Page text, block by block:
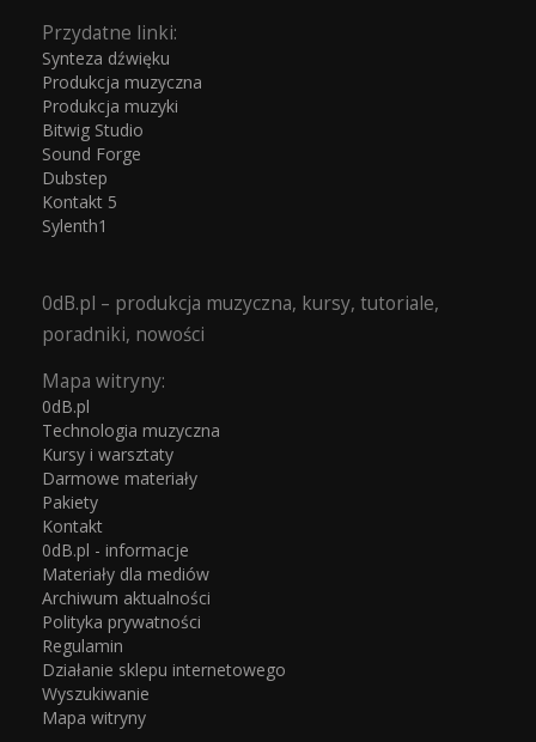
Przydatne linki:
Synteza dźwięku
Produkcja muzyczna
Produkcja muzyki
Bitwig Studio
Sound Forge
Dubstep
Kontakt 5
Sylenth1
0dB.pl – produkcja muzyczna, kursy, tutoriale,
poradniki, nowości
Mapa witryny:
0dB.pl
Technologia muzyczna
Kursy i warsztaty
Darmowe materiały
Pakiety
Kontakt
0dB.pl - informacje
Materiały dla mediów
Archiwum aktualności
Polityka prywatności
Regulamin
Działanie sklepu internetowego
Wyszukiwanie
Mapa witryny